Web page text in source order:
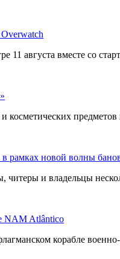
августа вместе со
косметических
в рамках новой волны
читеры и владельцы
NAM Atlântico
корабле